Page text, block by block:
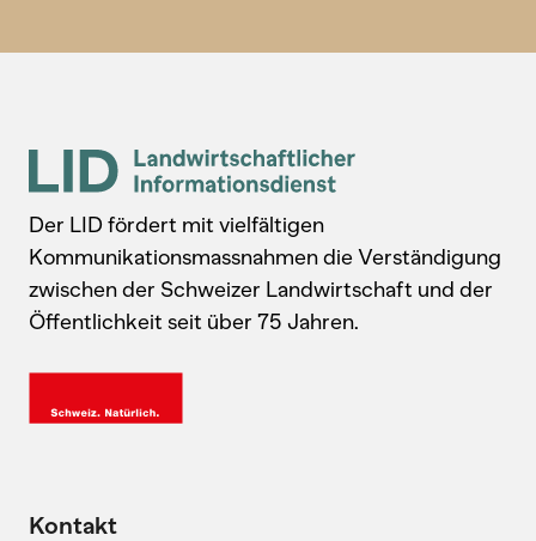
Der LID fördert mit vielfältigen
Kommunikationsmassnahmen die Verständigung
zwischen der Schweizer Landwirtschaft und der
Öffentlichkeit seit über 75 Jahren.
Kontakt